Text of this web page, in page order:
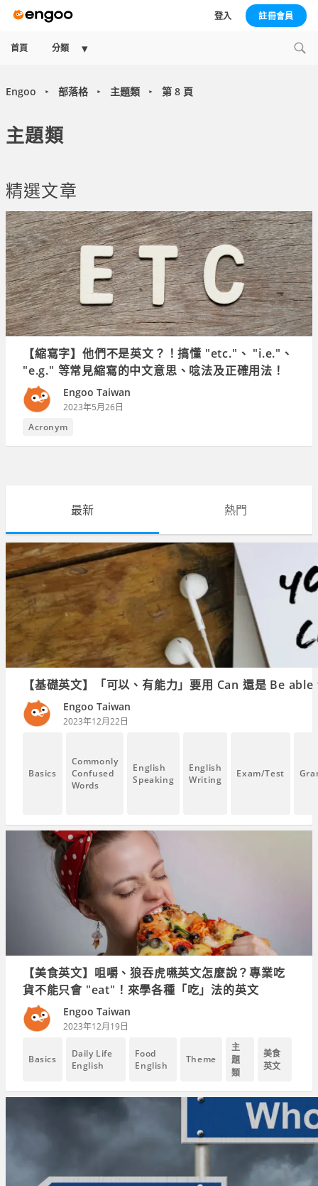
登入 註冊會員
首頁 分類
Collapse
Engoo ► 部落格 ► 主題類 ► 第 8 頁
主題類
精選文章
【縮寫字】他們不是英文？！搞懂 "etc."、 "i.e."、
"e.g." 等常見縮寫的中文意思、唸法及正確用法！
Engoo Taiwan
2023年5月26日
Acronym
最新 熱門
【基礎英文】「可以、有能力」要用 Can 還是 Be
Engoo Taiwan
2023年12月22日
Basics
Commonly
Confused
Words
English
Speaking
English
Writing
Exam/Test
【美食英文】咀嚼、狼吞虎嚥英文怎麼說？專業吃
貨不能只會 "eat"！來學各種「吃」法的英文
Engoo Taiwan
2023年12月19日
Basics
Daily Life
English
Food
English
Theme
主
題
類
美食
英文